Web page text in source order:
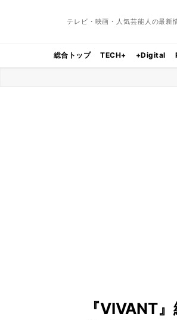
テレビ・映画・人気芸能人の最新
総合トップ TECH+ +Digital
『VIVANT